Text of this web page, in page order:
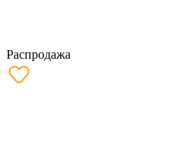
Распродажа